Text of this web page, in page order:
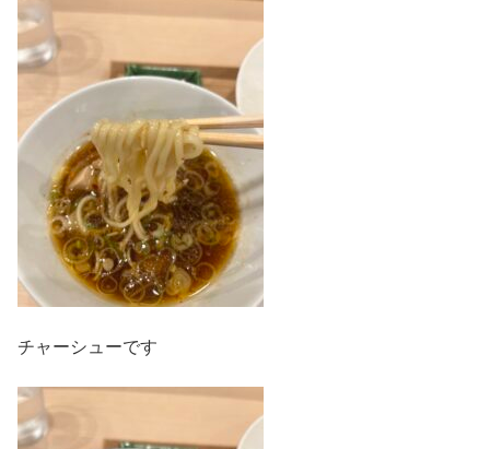
チャーシューです